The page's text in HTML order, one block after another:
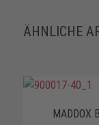
ÄHNLICHE
MADDOX